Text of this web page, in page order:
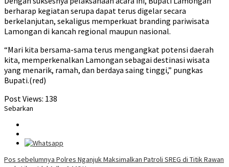
berharap kegiatan serupa dapat terus digelar secara
berkelanjutan, sekaligus memperkuat branding pariwisata
Lamongan di kancah regional maupun nasional.
“Mari kita bersama-sama terus mengangkat potensi daerah
kita, memperkenalkan Lamongan sebagai destinasi wisata
yang menarik, ramah, dan berdaya saing tinggi,” pungkas
Bupati.(red)
Post Views: 138
Sebarkan
Navigasi
Pos sebelumnya Polres Nganjuk Maksimalkan Patroli SREG di Titik Rawan